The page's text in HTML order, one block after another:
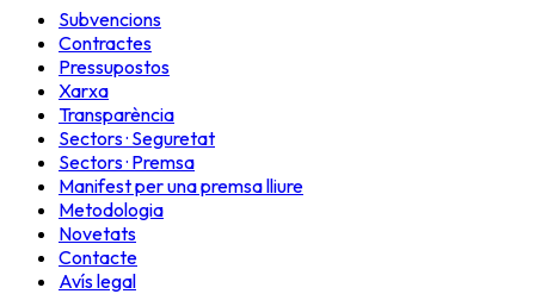
Subvencions
Contractes
Pressupostos
Xarxa
Transparència
Sectors · Seguretat
Sectors · Premsa
Manifest per una premsa lliure
Metodologia
Novetats
Contacte
Avís legal